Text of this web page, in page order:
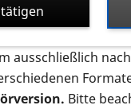
Auf dieser Seite
ausschließlich
Bitte